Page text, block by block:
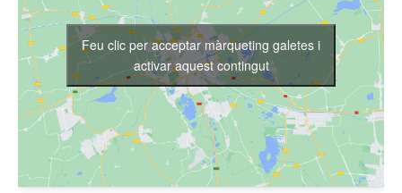
Feu clic per acceptar màrqueting galetes i
activar aquest contingut